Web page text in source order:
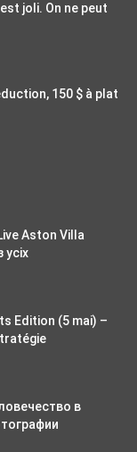
joli. On ne peut
150 $ à plat
Aston Villa
Edition (5 mai) –
в